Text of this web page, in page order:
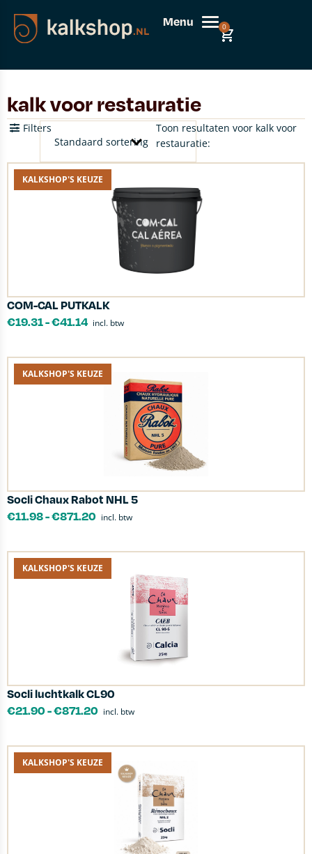
Menu 0
kalk voor restauratie
Toon resultaten voor kalk voor
restauratie:
Filters
KALKSHOP'S KEUZE
COM-CAL PUTKALK
€19.31-€41.14 incl. btw
KALKSHOP'S KEUZE
Socli Chaux Rabot NHL 5
€11.98-€871.20 incl. btw
KALKSHOP'S KEUZE
Socli luchtkalk CL90
€21.90-€871.20 incl. btw
KALKSHOP'S KEUZE